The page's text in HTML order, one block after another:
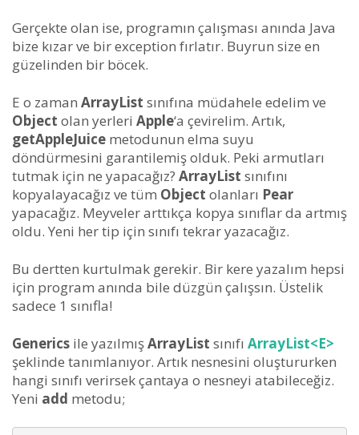
Gerçekte olan ise, programın çalışması anında Java
bize kızar ve bir exception fırlatır. Buyrun size en
güzelinden bir böcek.
E o zaman ArrayList sınıfına müdahele edelim ve
Object olan yerleri Apple‘a çevirelim. Artık,
getAppleJuice metodunun elma suyu
döndürmesini garantilemiş olduk. Peki armutları
tutmak için ne yapacağız? ArrayList sınıfını
kopyalayacağız ve tüm Object olanları Pear
yapacağız. Meyveler arttıkça kopya sınıflar da artmış
oldu. Yeni her tip için sınıfı tekrar yazacağız.
Bu dertten kurtulmak gerekir. Bir kere yazalım hepsi
için program anında bile düzgün çalışsın. Üstelik
sadece 1 sınıfla!
Generics ile yazılmışArrayList sınıfı ArrayList<E>
şeklinde tanımlanıyor. Artık nesnesini oluştururken
hangi sınıfı verirsek çantaya o nesneyi atabileceğiz.
Yeni add metodu;